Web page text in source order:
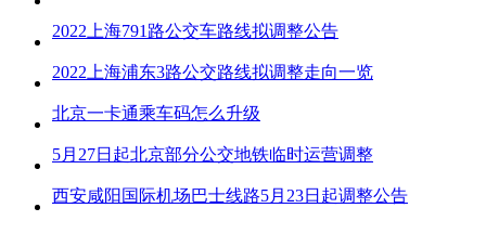
2022上海791路公交车路线拟调整公告
2022上海浦东3路公交路线拟调整走向一览
北京一卡通乘车码怎么升级
5月27日起北京部分公交地铁临时运营调整
西安咸阳国际机场巴士线路5月23日起调整公告